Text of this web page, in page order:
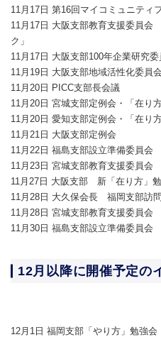
11月17日 第16回マイコミュニティ
11月17日 大阪支部教育支援委員
ク」
11月17日 大阪支部100年企業研究委
11月19日 大阪支部地域活性化委員会
11月20日 PICC支部長会議
11月20日 宮城支部定例会・「在り
11月20日 愛知支部定例会・「在り
11月21日 大阪支部定例会
11月22日 福島支部設立準備委員
11月23日 宮城支部教育支援委員
11月27日 大阪支部 新「在り方」
11月28日 大久保会長 福岡支部訪
11月28日 宮城支部教育支援委員
11月30日 福島支部設立準備委員
12月以降に開催予定の
12月1日 福岡支部「やり方」勉強会